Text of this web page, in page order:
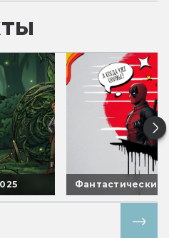
Фантастические